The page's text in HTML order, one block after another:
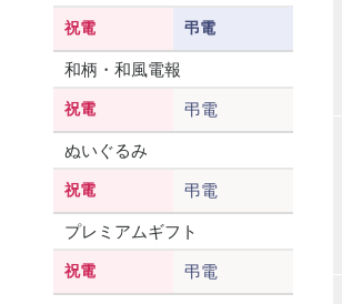
祝電 弔電
和柄・和風電報
祝電 弔電
ぬいぐるみ
祝電 弔電
プレミアムギフト
祝電 弔電